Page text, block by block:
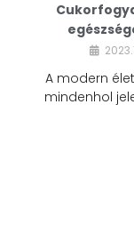
A modern
mindenhol